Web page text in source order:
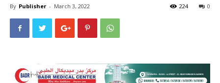
By Publisher - March 3, 2022 0
224